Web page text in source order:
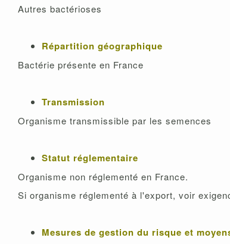
Autres bactérioses
Répartition géographique
Bactérie présente en France
Transmission
Organisme transmissible par les semences
Statut réglementaire
Organisme non réglementé en France.
Si organisme réglementé à l'export, voir
Mesures de gestion du risque et